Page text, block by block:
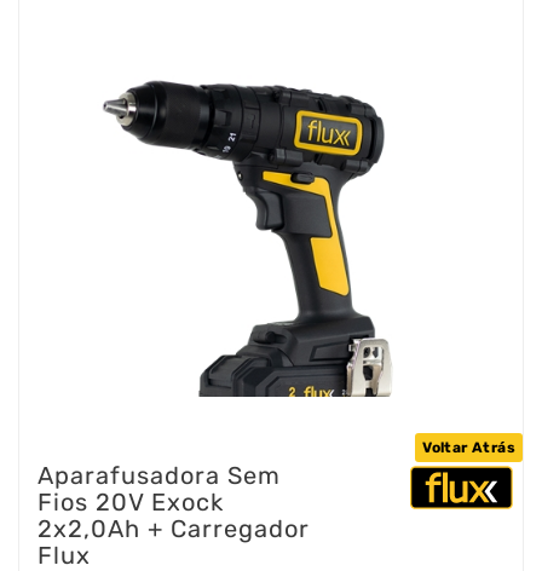
Voltar Atrás
Aparafusadora Sem
Fios 20V Exock
2x2,0Ah + Carregador
Flux